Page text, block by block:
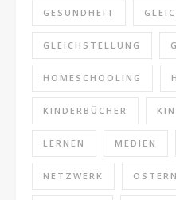
GESUNDHEIT
GLEICHSTELLUNG
HOMESCHOOLING
KINDERBÜCHER
LERNEN MEDIEN
NETZWERK OSTERN